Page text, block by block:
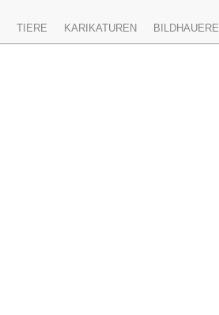
TIERE KARIKATUREN BILDHAUEREI